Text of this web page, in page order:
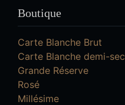
Boutique
Carte Blanche Brut
Carte Blanche demi-sec
Grande Réserve
Rosé
Millésime